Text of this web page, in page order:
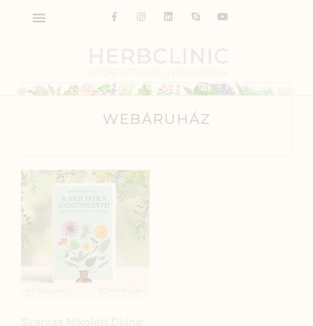
WEBÁRUHÁZ